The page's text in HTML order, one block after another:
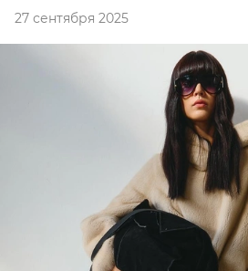
27 сентября 2025